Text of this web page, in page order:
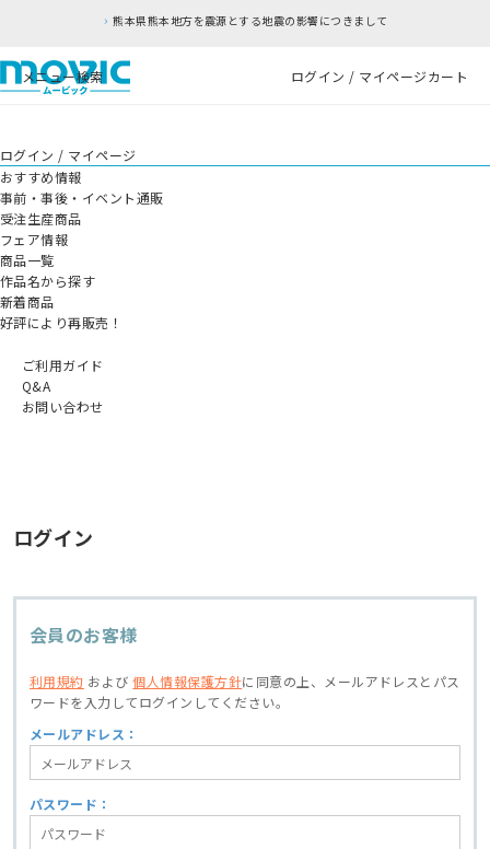
熊本県熊本地方を震源とする地震の影響につきまして
メニュー検索 ログイン / マイページカート
ログイン / マイページ
おすすめ情報
事前・事後・イベント通販
受注生産商品
フェア情報
商品一覧
作品名から探す
新着商品
好評により再販売！
ご利用ガイド
Q&A
お問い合わせ
ログイン
会員のお客様
利用規約 および個人情報保護方針に同意の上、
メールアドレスとパス
ワードを入力してログインしてください。
メールアドレス：
パスワード：